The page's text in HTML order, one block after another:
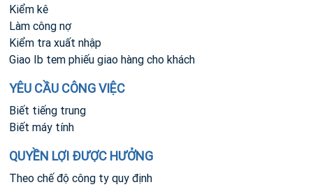
Kiểm kê
Làm công nợ
Kiểm tra xuất nhập
Giao Ib tem phiếu giao hàng cho khách
YÊU CẦU CÔNG VIỆC
Biết tiếng trung
Biết máy tính
QUYỀN LỢI ĐƯỢC HƯỞNG
Theo chế độ công ty quy định